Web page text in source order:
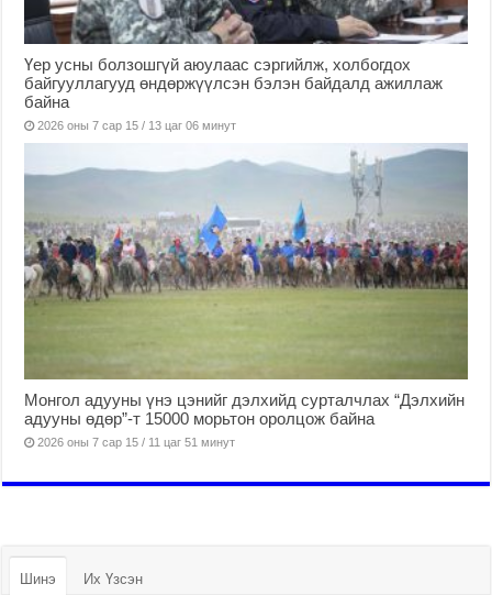
Үер усны болзошгүй аюулаас сэргийлж, холбогдох
байгууллагууд өндөржүүлсэн бэлэн байдалд ажиллаж
байна
2026 оны 7 сар 15 / 13 цаг 06 минут
Монгол адууны үнэ цэнийг дэлхийд сурталчлах “Дэлхийн
адууны өдөр”-т 15000 морьтон оролцож байна
2026 оны 7 сар 15 / 11 цаг 51 минут
Шинэ Их Үзсэн